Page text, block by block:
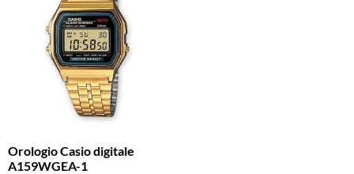
Orologio Casio digitale
A159WGEA-1